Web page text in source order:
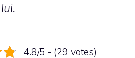
4.8/5 - (29 votes)